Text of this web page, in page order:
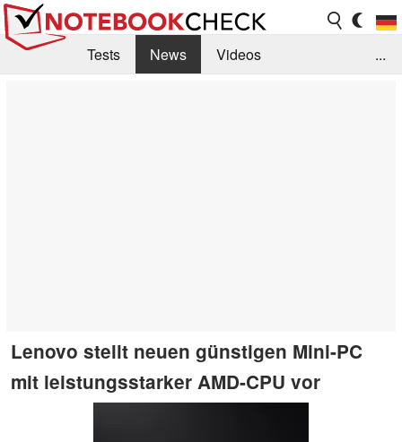
Tests News
Videos
...
Lenovo stellt neuen günstigen Mini-PC
mit leistungsstarker AMD-CPU vor